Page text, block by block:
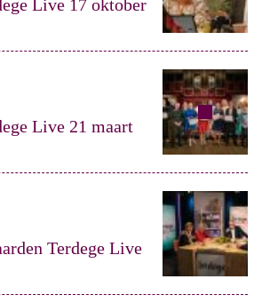
Live 17 oktober
Live 21 maart
Terdege Live